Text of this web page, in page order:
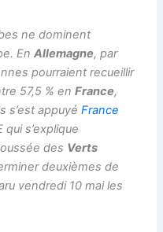
ne dominent
EnAllemagne, par
pourraient recueillir
57,5 % enFrance,
s’est appuyéFrance
qui s’explique
des Verts
deuxièmes de
vendredi 10 mai les